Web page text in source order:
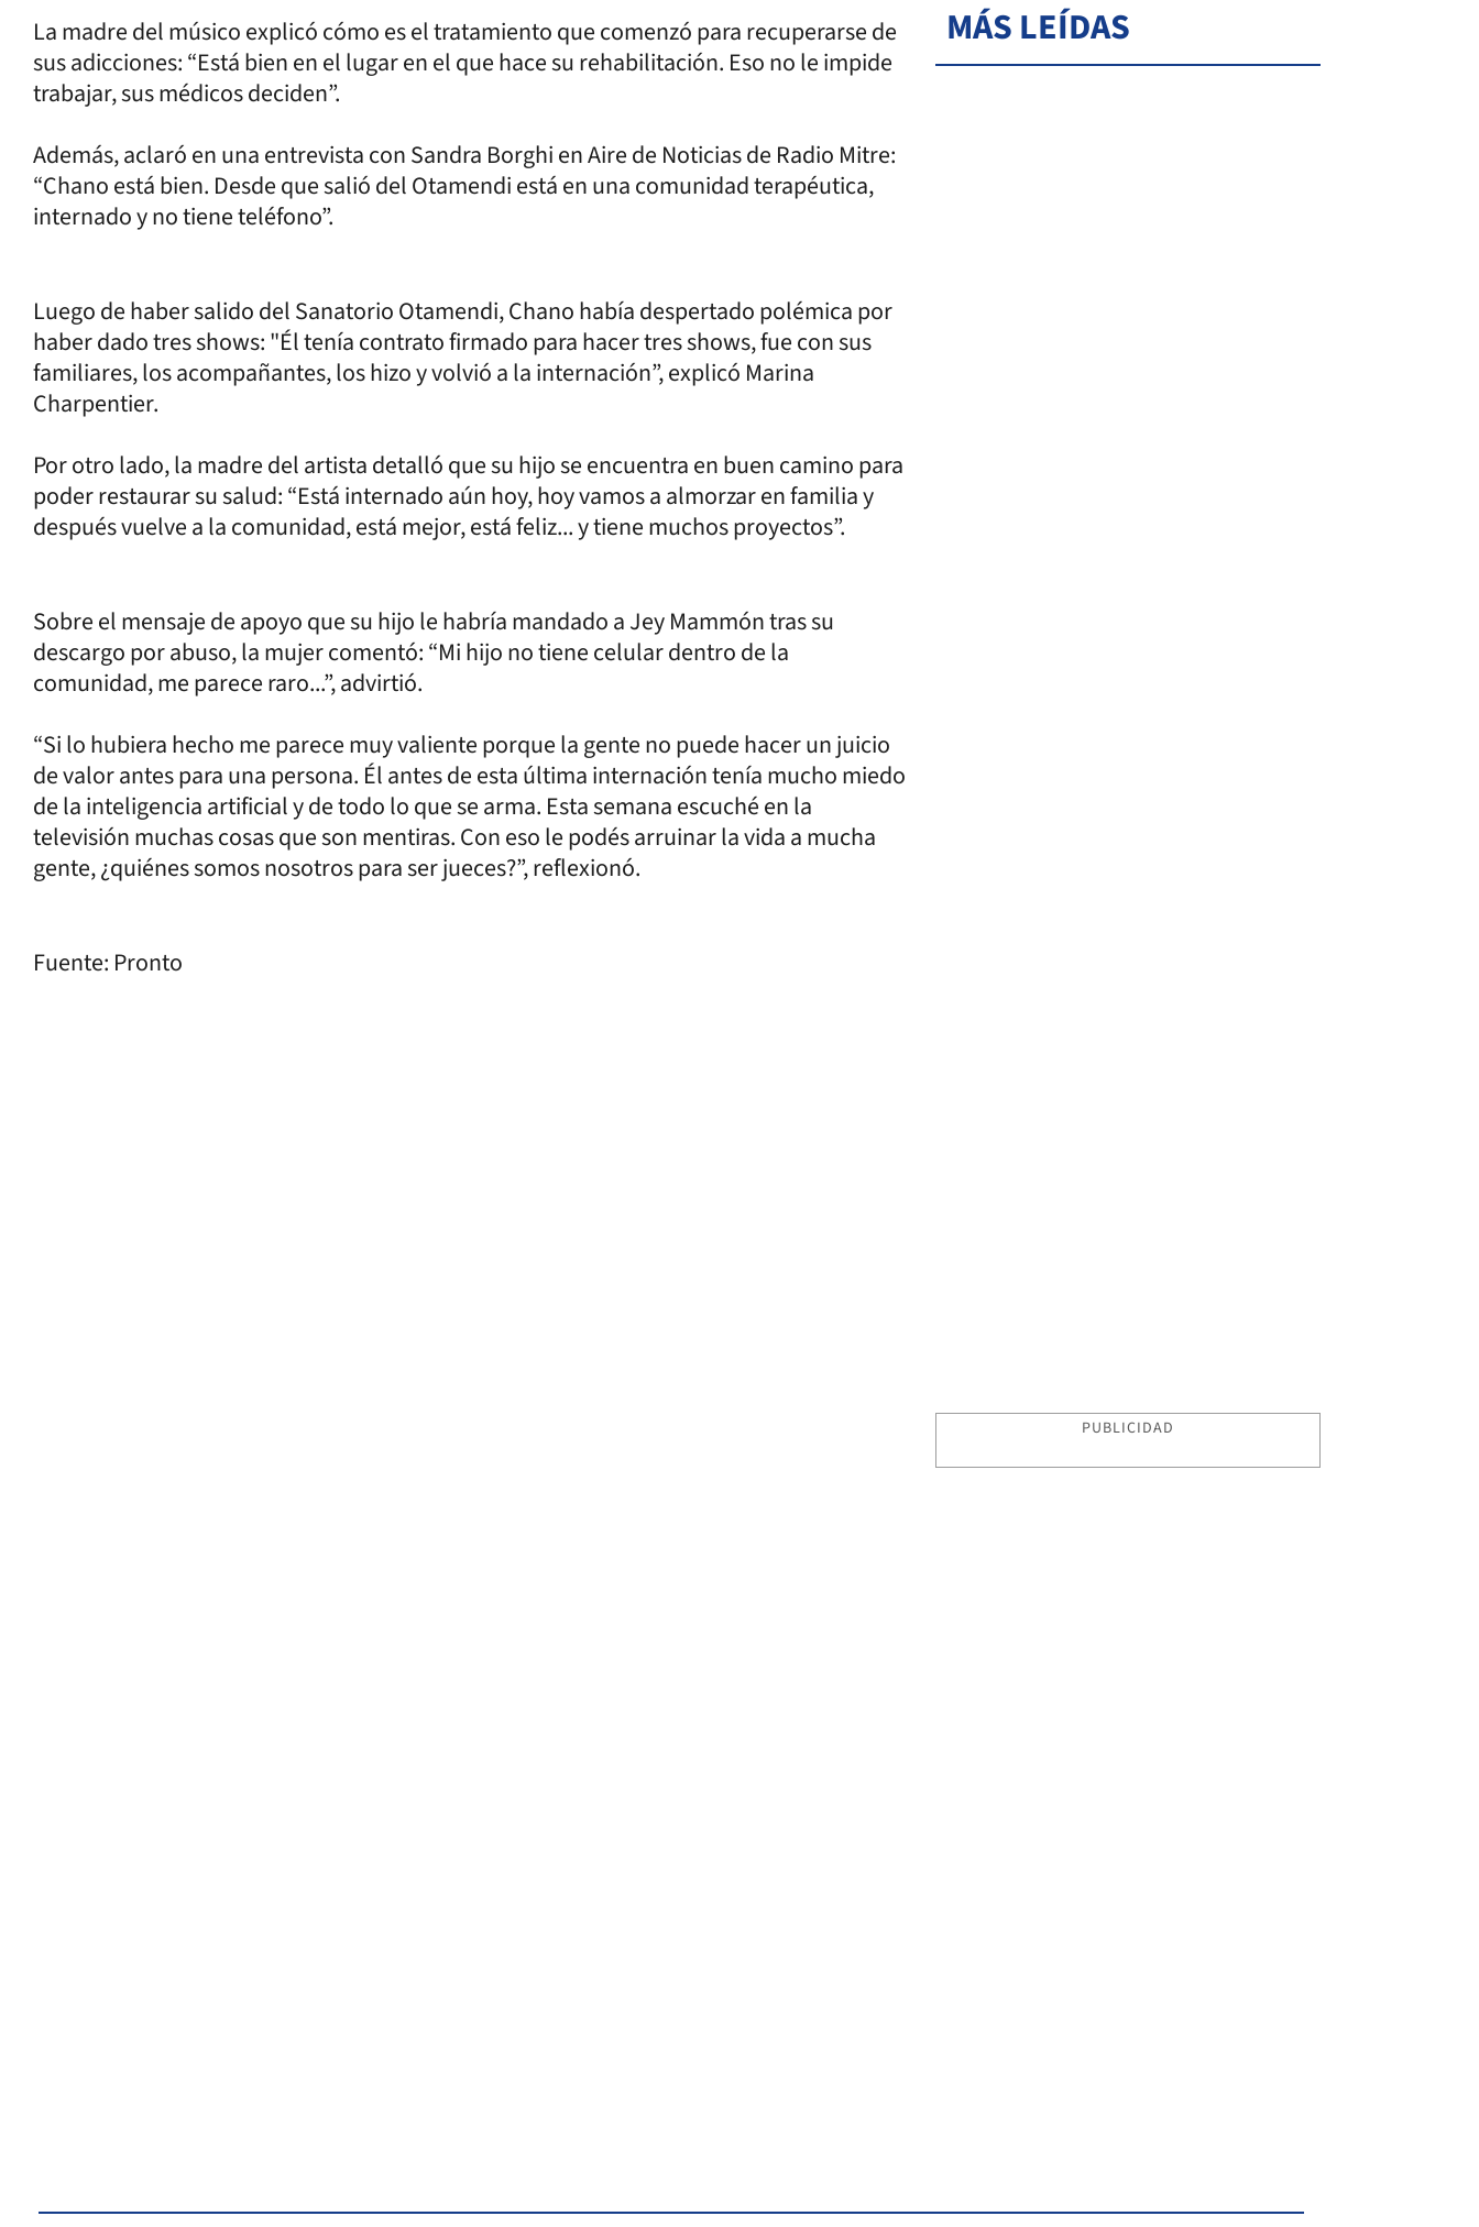
La madre del músico explicó cómo es el tratamiento que comenzó para recuperarse de
sus adicciones: “Está bien en el lugar en el que hace su rehabilitación. Eso no le impide
trabajar, sus médicos deciden”.
Además, aclaró en una entrevista con Sandra Borghi en Aire de Noticias de Radio Mitre:
“Chano está bien. Desde que salió del Otamendi está en una comunidad terapéutica,
internado y no tiene teléfono”.
Luego de haber salido del Sanatorio Otamendi, Chano había despertado polémica por
haber dado tres shows: "Él tenía contrato firmado para hacer tres shows, fue con sus
familiares, los acompañantes, los hizo y volvió a la internación”, explicó Marina
Charpentier.
Por otro lado, la madre del artista detalló que su hijo se encuentra en buen camino para
poder restaurar su salud: “Está internado aún hoy, hoy vamos a almorzar en familia y
después vuelve a la comunidad, está mejor, está feliz... y tiene muchos proyectos”.
Sobre el mensaje de apoyo que su hijo le habría mandado a Jey Mammón tras su
descargo por abuso, la mujer comentó: “Mi hijo no tiene celular dentro de la
comunidad, me parece raro...”, advirtió.
“Si lo hubiera hecho me parece muy valiente porque la gente no puede hacer un juicio
de valor antes para una persona. Él antes de esta última internación tenía mucho miedo
de la inteligencia artificial y de todo lo que se arma. Esta semana escuché en la
televisión muchas cosas que son mentiras. Con eso le podés arruinar la vida a mucha
gente, ¿quiénes somos nosotros para ser jueces?”, reflexionó.
Fuente: Pronto
MÁS LEÍDAS
PUBLICIDAD